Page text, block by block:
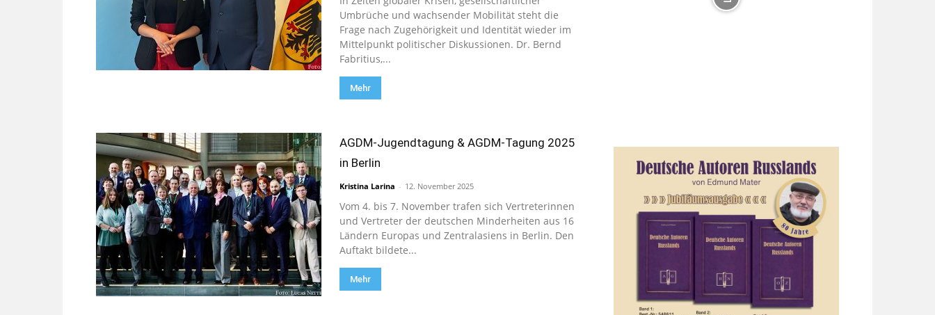
Umbrüche und wachsender Mobilität steht die
Frage nach Zugehörigkeit und Identität wieder im
Mittelpunkt politischer Diskussionen. Dr. Bernd
Fabritius,...
Mehr
AGDM-Jugendtagung & AGDM-Tagung 2025
in Berlin
Kristina Larina - 12. November 2025
Vom 4. bis 7. November trafen sich Vertreterinnen
und Vertreter der deutschen Minderheiten aus 16
Ländern Europas und Zentralasiens in Berlin. Den
Auftakt bildete...
Mehr